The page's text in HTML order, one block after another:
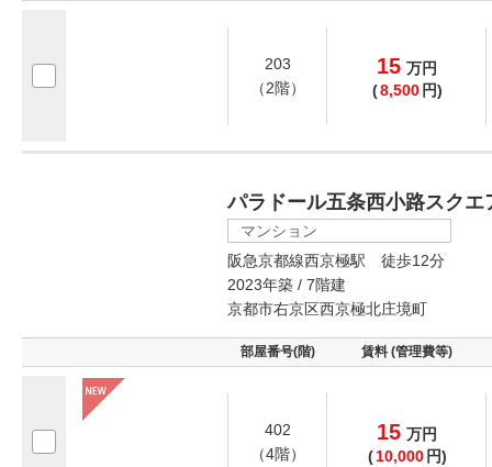
203
（2階）
15 万円
(8,500 円)
パラドール五条西小路スクエ
マンション
阪急京都線西京極駅 徒歩12分
2023年築 / 7階建
京都市右京区西京極北庄境町
部屋番号(階) 賃料 (管理費等)
402
（4階）
15 万円
(10,000 円)